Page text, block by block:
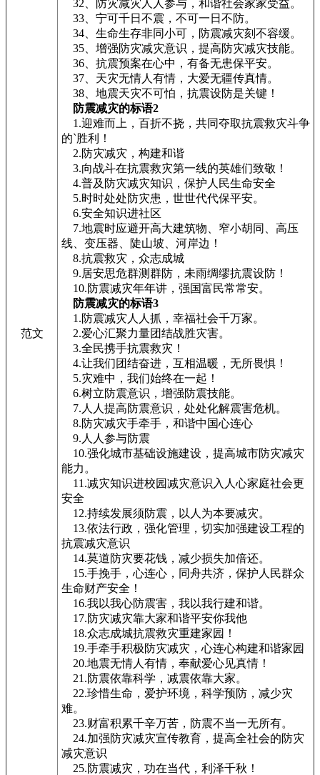
范文
32、防灾减灾人人参与，和谐社会家家受益。
33、宁可千日不震，不可一日不防。
34、生命生存非同小可，防震减灾刻不容缓。
35、增强防灾减灾意识，提高防灾减灾技能。
36、抗震预案在心中，有备无患保平安。
37、天灾无情人有情，大爱无疆传真情。
38、地震天灾不可怕，抗震设防是关键！
防震减灾的标语2
1.迎难而上，百折不挠，共同夺取抗震救灾斗争
的`胜利！
2.防灾减灾，构建和谐
3.向战斗在抗震救灾第一线的英雄们致敬！
4.普及防灾减灾知识，保护人民生命安全
5.时时处处防灾患，世世代代保平安。
6.安全知识进社区
7.地震时应避开高大建筑物、窄小胡同、高压
线、变压器、陡山坡、河岸边！
8.抗震救灾，众志成城
9.居安思危群测群防，未雨绸缪抗震设防！
10.防震减灾年年讲，强国富民常常安。
防震减灾的标语3
1.防震减灾人人抓，幸福社会千万家。
2.爱心汇聚力量团结战胜灾害。
3.全民携手抗震救灾！
4.让我们团结奋进，互相温暖，无所畏惧！
5.灾难中，我们始终在一起！
6.树立防震意识，增强防震技能。
7.人人提高防震意识，处处化解震害危机。
8.防灾减灾手牵手，和谐中国心连心
9.人人参与防震
10.强化城市基础设施建设，提高城市防灾减灾
能力。
11.减灾知识进校园减灾意识入人心家庭社会更
安全
12.持续发展须防震，以人为本要减灾。
13.依法行政，强化管理，切实加强建设工程的
抗震减灾意识
14.莫道防灾要花钱，减少损失加倍还。
15.手挽手，心连心，同舟共济，保护人民群众
生命财产安全！
16.我以我心防震害，我以我行建和谐。
17.防灾减灾靠大家和谐平安你我他
18.众志成城抗震救灾重建家园！
19.手牵手积极防灾减灾，心连心构建和谐家园
20.地震无情人有情，奉献爱心见真情！
21.防震依靠科学，减震依靠大家。
22.珍惜生命，爱护环境，科学预防，减少灾
难。
23.财富积累千辛万苦，防震不当一无所有。
24.加强防灾减灾宣传教育，提高全社会的防灾
减灾意识
25.防震减灾，功在当代，利泽千秋！